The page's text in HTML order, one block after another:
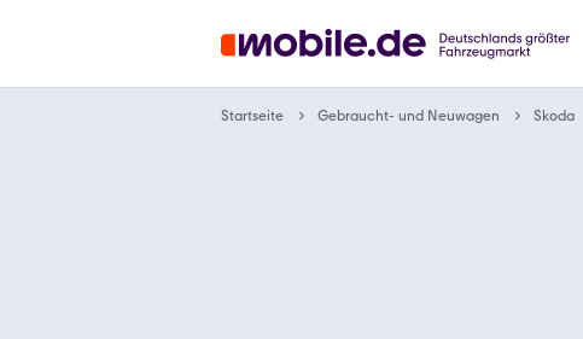
Startseite Gebraucht- und Neuwagen Skoda